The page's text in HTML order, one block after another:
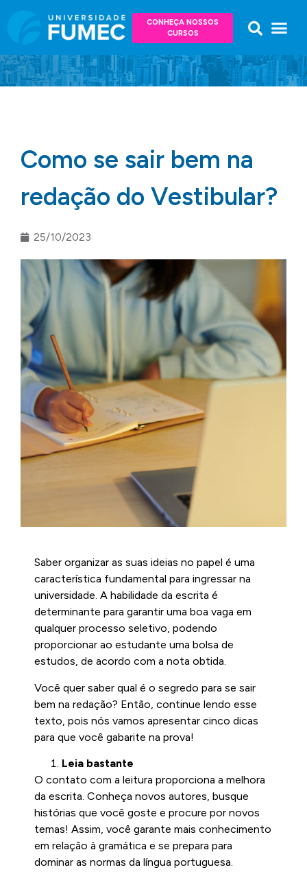
CONHEÇA NOSSOS
CURSOS
Como se sair bem na
redação do Vestibular?
25/10/2023
Saber organizar as suas ideias no papel é uma
característica fundamental para ingressar na
universidade. A habilidade da escrita é
determinante para garantir uma boa vaga em
qualquer processo seletivo, podendo
proporcionar ao estudante uma bolsa de
estudos, de acordo com a nota obtida.
Você quer saber qual é o segredo para se sair
bem na redação? Então, continue lendo esse
texto, pois nós vamos apresentar cinco dicas
para que você gabarite na prova!
Leia bastante
O contato com a leitura proporciona a melhora
da escrita. Conheça novos autores, busque
histórias que você goste e procure por novos
temas! Assim, você garante mais conhecimento
em relação à gramática e se prepara para
dominar as normas da língua portuguesa.